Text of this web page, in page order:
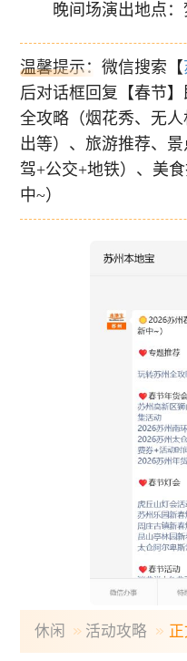
晚间场演出地点：
温馨提示：微信搜索【
后对话框回复【春节
全攻略（烟花秀、无
出等）、旅游推荐、
驾+公交+地铁）、美
中~）
休闲 活动攻略